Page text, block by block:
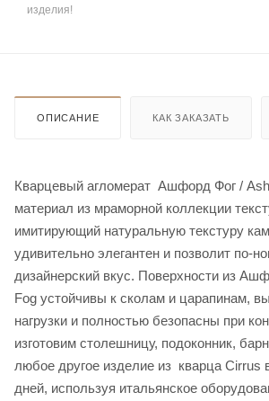
изделия!
ОПИСАНИЕ КАК ЗАКАЗАТЬ
Кварцевый агломерат Ашфорд Фог /
материал из мраморной коллекции
имитирующий натуральную текстуру
удивительно элегантен и позволит по-
дизайнерский вкус. Поверхности из
Fog устойчивы к сколам и царапинам,
нагрузки и полностью безопасны при
изготовим столешницу, подоконник,
любое другое изделие из кварца Cirrus
дней, используя итальянское